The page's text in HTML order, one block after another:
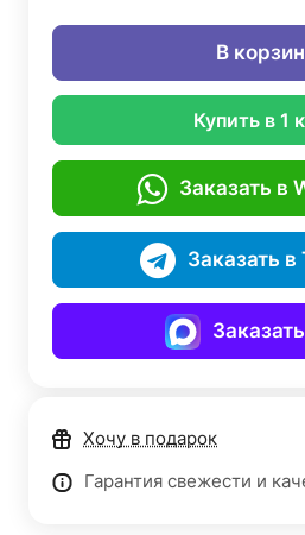
В
Купить в 1
Заказать в
Заказать в
Хочу в подарок
Гарантия свежести и